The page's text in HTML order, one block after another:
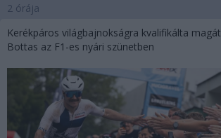
2 órája
Kerékpáros világbajnokságra kvalifikálta magát
Bottas az F1-es nyári szünetben